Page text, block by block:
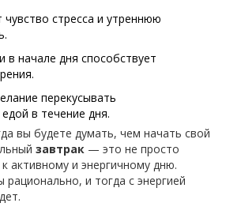
стресса и утреннюю
начале дня способствует
перекусывать
в течение дня.
вы будете думать, чем начать свой
завтрак — это не просто
активному и энергичному дню.
и тогда с энергией